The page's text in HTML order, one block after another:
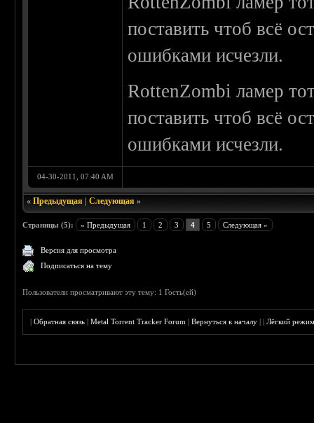
поставить чтоб всё
ошибками исчезли.
RottenZombi ламер
поставить чтоб всё
ошибками исчезли.
04-30-2011, 07:40 AM
«Предыдущая |Следующая »
Страницы (5): « Предыдущая 1 2 3 4 5 Следующая »
Версия для просмотра
Подписаться на тему
Пользователи просматривают эту тему: 1 Гость(ей)
|Обратная связь |Metal Torrent Tracker Forum |Вернуться к началу ||Лёгкий